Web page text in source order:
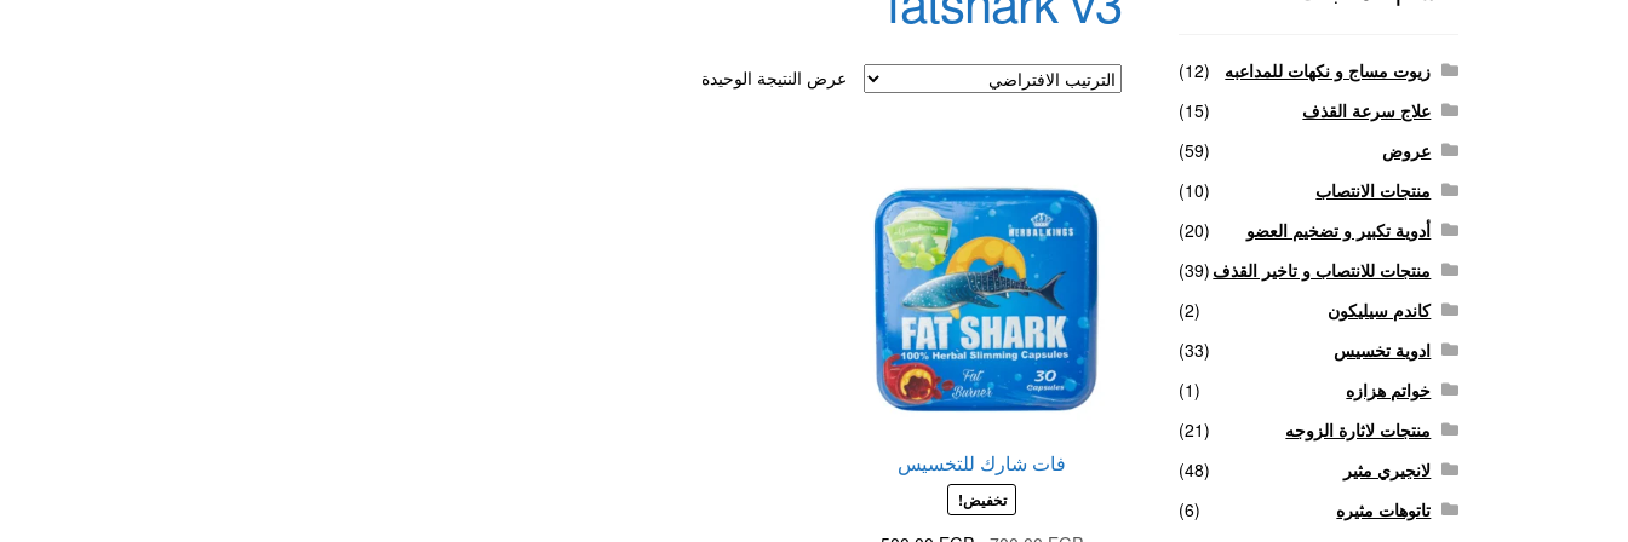
عرض النتيجة الوحيدة
فات شارك للتخسيس
تخفيض!
زيوت مساج و نكهات للمداعبه
(12)
علاج سرعة القذف
(15)
عروض
(59)
منتجات الانتصاب
(10)
أدوية تكبير و تضخيم العضو
(20)
منتجات للانتصاب و تاخير القذف (39)
كاندم سيليكون
(2)
ادوية تخسيس
(33)
خواتم هزازه
(1)
منتجات لاثارة الزوجه
(21)
لانجيري مثير
(48)
تاتوهات مثيره
(6)